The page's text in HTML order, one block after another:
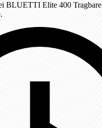
BLUETTI Elite 400 Tragbare